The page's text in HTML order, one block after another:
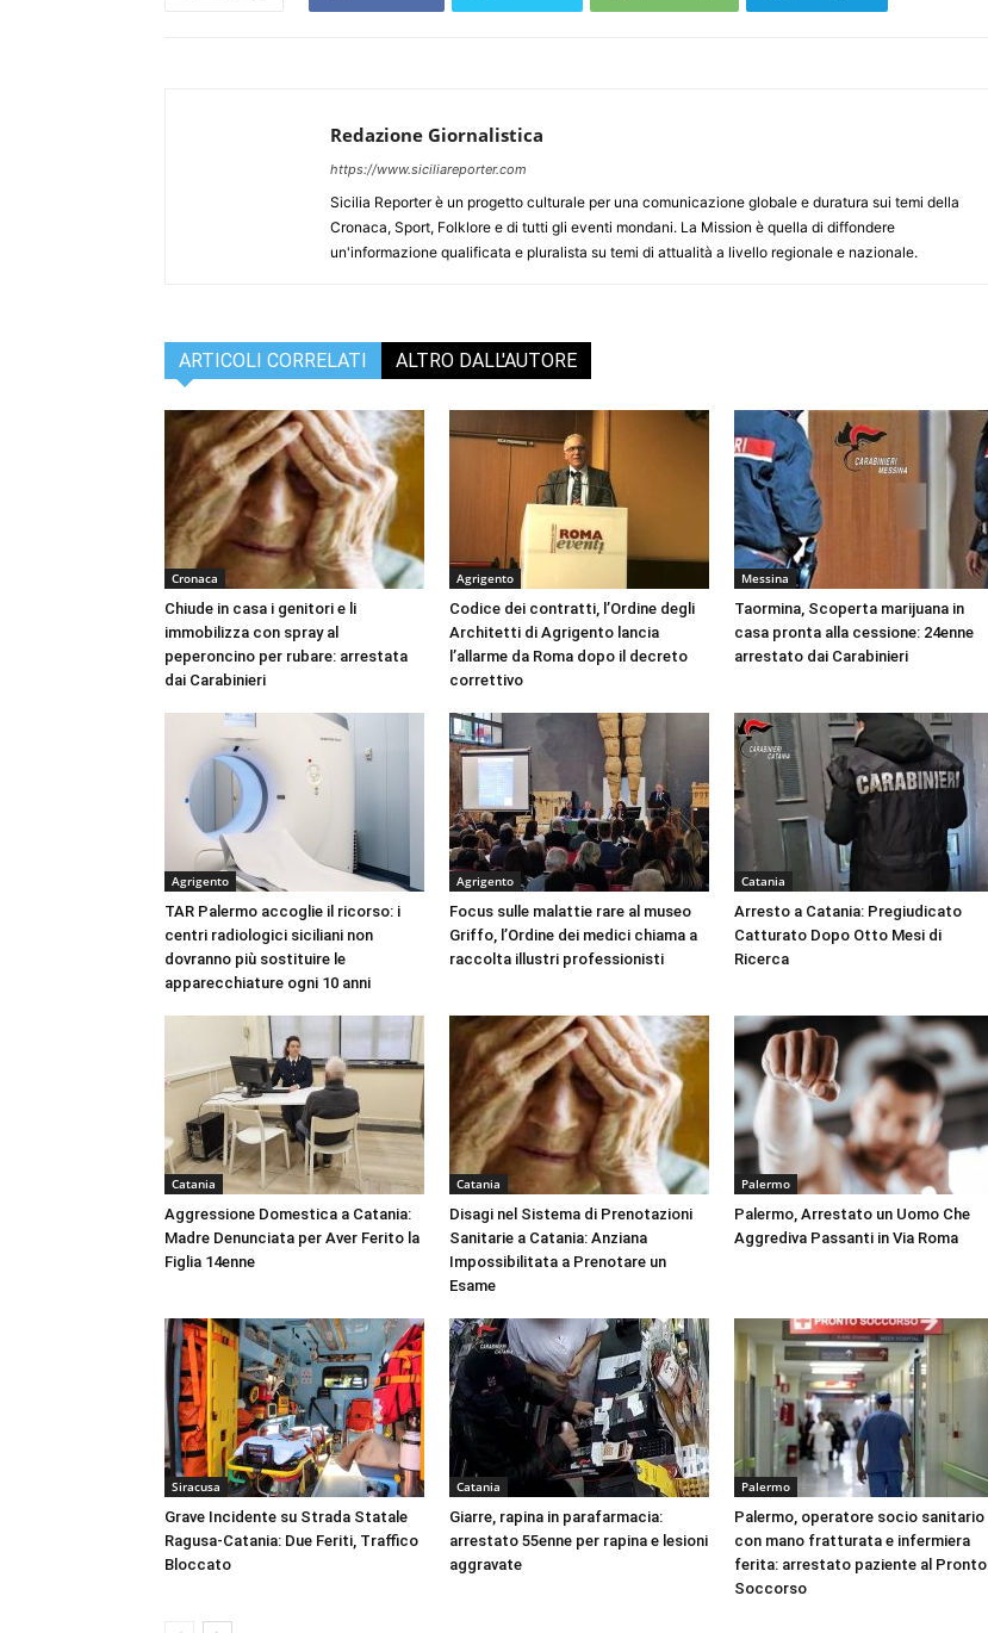
Redazione Giornalistica
https://www.siciliareporter.com
Sicilia Reporter è un progetto culturale per una comunicazione globale e duratura sui temi della
Cronaca, Sport, Folklore e di tutti gli eventi mondani. La Mission è quella di diffondere
un'informazione qualificata e pluralista su temi di attualità a livello regionale e nazionale.
ARTICOLI CORRELATI ALTRO DALL'AUTORE
Cronaca
Chiude in casa i genitori e li
immobilizza con spray al
peperoncino per rubare: arrestata
dai Carabinieri
Agrigento
Codice dei contratti, l’Ordine degli
Architetti di Agrigento lancia
l’allarme da Roma dopo il decreto
correttivo
Messina
Taormina, Scoperta marijuana in
casa pronta alla cessione: 24enne
arrestato dai Carabinieri
Agrigento
TAR Palermo accoglie il ricorso: i
centri radiologici siciliani non
dovranno più sostituire le
apparecchiature ogni 10 anni
Agrigento
Focus sulle malattie rare al museo
Griffo, l’Ordine dei medici chiama a
raccolta illustri professionisti
Catania
Arresto a Catania: Pregiudicato
Catturato Dopo Otto Mesi di
Ricerca
Catania
Aggressione Domestica a Catania:
Madre Denunciata per Aver Ferito la
Figlia 14enne
Catania
Disagi nel Sistema di Prenotazioni
Sanitarie a Catania: Anziana
Impossibilitata a Prenotare un
Esame
Palermo
Palermo, Arrestato un Uomo Che
Aggrediva Passanti in Via Roma
Siracusa
Grave Incidente su Strada Statale
Ragusa-Catania: Due Feriti, Traffico
Bloccato
Catania
Giarre, rapina in parafarmacia:
arrestato 55enne per rapina e lesioni
aggravate
Palermo
Palermo, operatore socio sanitario
con mano fratturata e infermiera
ferita: arrestato paziente al Pronto
Soccorso